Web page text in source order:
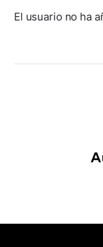
El usuario no ha